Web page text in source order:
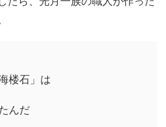
楼石」は
んだ